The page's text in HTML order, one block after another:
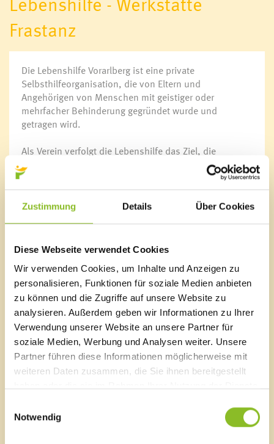
Zustimmung Details Über Cookies
Diese Webseite verwendet Cookies
Wir verwenden Cookies, um Inhalte und Anzeigen zu
personalisieren, Funktionen für soziale Medien anbieten
zu können und die Zugriffe auf unsere Website zu
analysieren. Außerdem geben wir Informationen zu Ihrer
Verwendung unserer Website an unsere Partner für
soziale Medien, Werbung und Analysen weiter. Unsere
Partner führen diese Informationen möglicherweise mit
weiteren Daten zusammen, die Sie ihnen bereitgestellt
Notwendig
Kulturtreff
Netzwerk mehr Sprache
Deutschkurs für Frauen
Soziale Nahversorgung
Vorsorgemappe
Krankenpflege
Mobiler Hilfsdienst
Sozialzentrum Frastanz
Essen auf Rädern für Senioren
Wohnen für Jung & Alt
Aqua Mühle Vorarlberg
Ärzte & Apotheke
Notdienste
Jugendhaus K9
Liste von Institutionen
Elternberatung
familieplus
Familienlotsinnen
Familienimpulse
Familienhilfe
Familienpass
Frastanz
Die Lebenshilfe Vorarlberg ist eine private
Selbsthilfeorganisation, die von Eltern und
Angehörigen von Menschen mit geistiger oder
mehrfacher Behinderung gegründet wurde und
getragen wird.
Als Verein verfolgt die Lebenshilfe das Ziel, die
Interessen der Menschen mit geistiger oder
mehrfacher Behinderung und deren Angehörigen zu
vertreten.
Behinderung. Die größte Herausforderung für die
soweit es möglich und sinnvoll ist - in den
Arbeitsalltag einzubeziehen.
Besuch
Die Werkstätte bezeichnet sich als offenes Haus, daher
sind Besuche (nach vorheriger Absprache) jederzeit
erwünscht und möglich.